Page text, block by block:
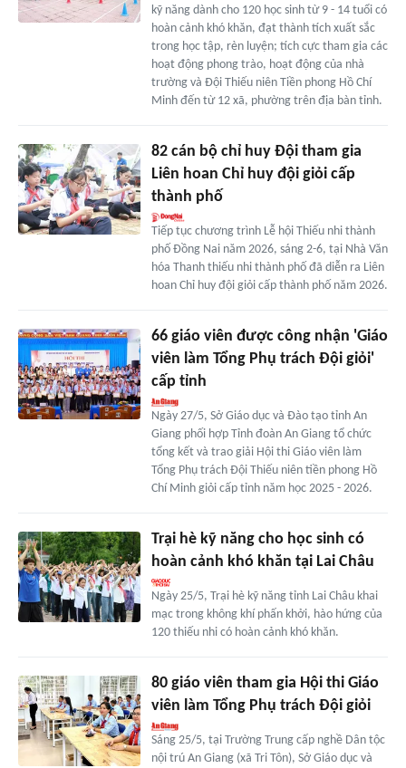
kỹ năng dành cho 120 học sinh từ 9 - 14 tuổi có
hoàn cảnh khó khăn, đạt thành tích xuất sắc
trong học tập, rèn luyện; tích cực tham gia các
hoạt động phong trào, hoạt động của nhà
trường và Đội Thiếu niên Tiền phong Hồ Chí
Minh đến từ 12 xã, phường trên địa bàn tỉnh.
82 cán bộ chỉ huy Đội tham gia
Liên hoan Chỉ huy đội giỏi cấp
thành phố
Tiếp tục chương trình Lễ hội Thiếu nhi thành
phố Đồng Nai năm 2026, sáng 2-6, tại Nhà Văn
hóa Thanh thiếu nhi thành phố đã diễn ra Liên
hoan Chỉ huy đội giỏi cấp thành phố năm 2026.
66 giáo viên được công nhận 'Giáo
viên làm Tổng Phụ trách Đội giỏi'
cấp tỉnh
Ngày 27/5, Sở Giáo dục và Đào tạo tỉnh An
Giang phối hợp Tỉnh đoàn An Giang tổ chức
tổng kết và trao giải Hội thi Giáo viên làm
Tổng Phụ trách Đội Thiếu niên tiền phong Hồ
Chí Minh giỏi cấp tỉnh năm học 2025 - 2026.
Trại hè kỹ năng cho học sinh có
hoàn cảnh khó khăn tại Lai Châu
Ngày 25/5, Trại hè kỹ năng tỉnh Lai Châu khai
mạc trong không khí phấn khởi, hào hứng của
120 thiếu nhi có hoàn cảnh khó khăn.
80 giáo viên tham gia Hội thi Giáo
viên làm Tổng Phụ trách Đội giỏi
Sáng 25/5, tại Trường Trung cấp nghề Dân tộc
nội trú An Giang (xã Tri Tôn), Sở Giáo dục và